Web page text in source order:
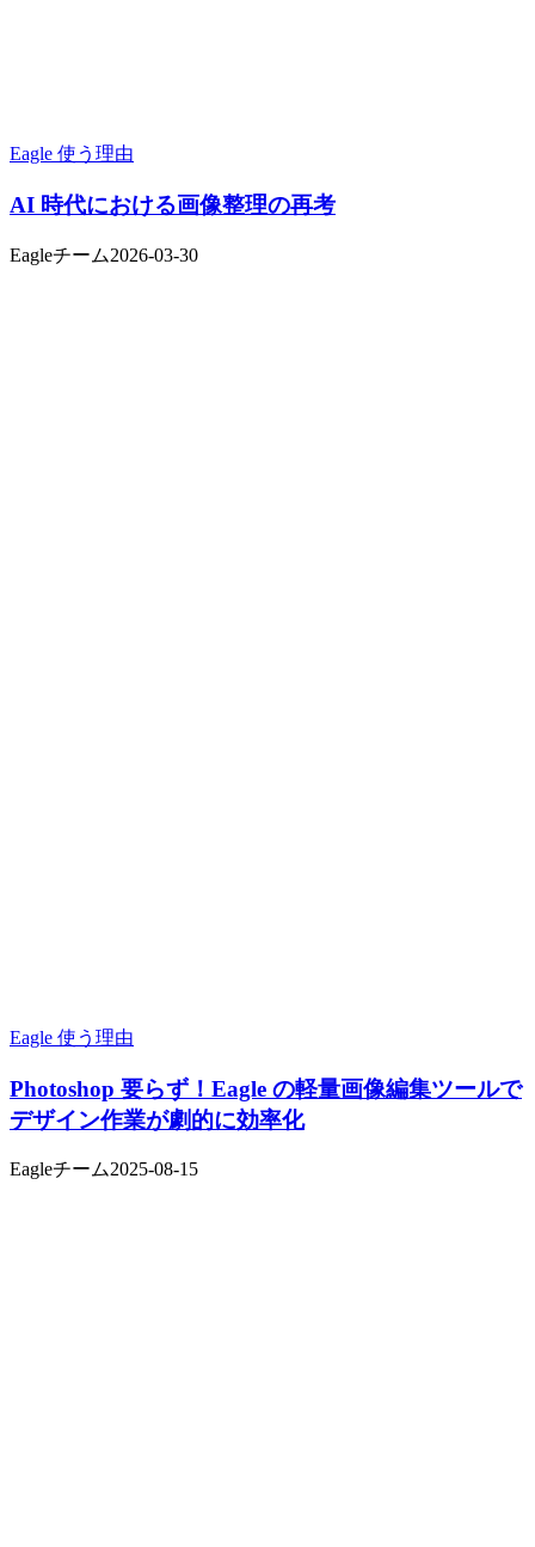
Eagle 使う理由
AI 時代における画像整理の再考
Eagleチーム2026-03-30
Eagle 使う理由
Photoshop 要らず！Eagle の軽量画像編集ツールで
デザイン作業が劇的に効率化
Eagleチーム2025-08-15